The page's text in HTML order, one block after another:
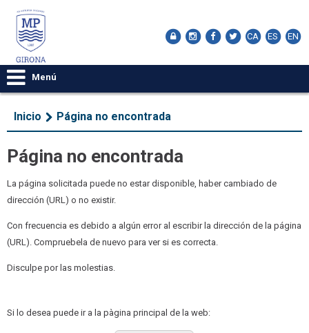
CA ES EN
Menú
Inicio Página no encontrada
Página no encontrada
La página solicitada puede no estar disponible, haber cambiado de
dirección (URL) o no existir.
Con frecuencia es debido a algún error al escribir la dirección de la página
(URL). Compruebela de nuevo para ver si es correcta.
Disculpe por las molestias.
Si lo desea puede ir a la pàgina principal de la web: